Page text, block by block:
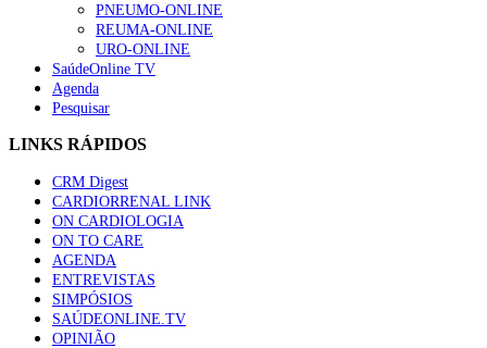
“Os programas de rastreio do cancro do pulmão são
custo-efetivos e representam um investimento
sustentável para os sistemas de saúde”
88 visualizações
Quase quatro em cada dez doentes com enfarte
86 visualizações
Trodelvy aprovado para primeira linha no cancro da
mama triplo negativo metastático em doentes não
elegíveis para inibidores PD-(L)1
61 visualizações
PNEUMO-ONLINE
REUMA-ONLINE
URO-ONLINE
SaúdeOnline TV
Agenda
Pesquisar
LINKS RÁPIDOS
CRM Digest
CARDIORRENAL LINK
ON CARDIOLOGIA
ON TO CARE
AGENDA
ENTREVISTAS
SIMPÓSIOS
SAÚDEONLINE.TV
OPINIÃO